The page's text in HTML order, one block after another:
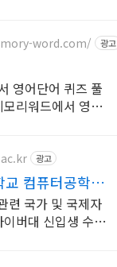
word.com/ 광고
영어단어 퀴즈 풀
리워드에서 영어
광고
컴퓨터공학과
편입생
련 국가 및 국제자
버대 신입생 수 1